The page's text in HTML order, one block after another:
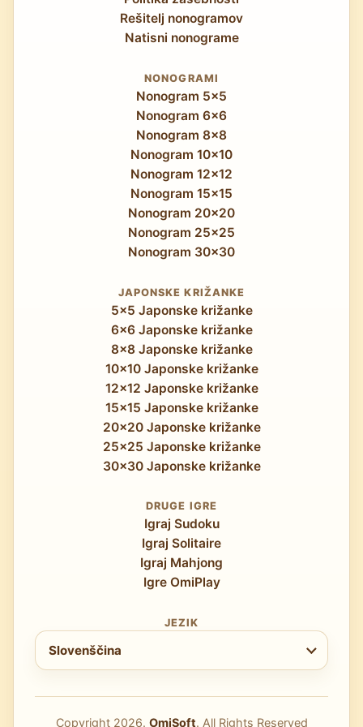
Rešitelj nonogramov
Natisni nonograme
NONOGRAMI
Nonogram 5x5
Nonogram 6x6
Nonogram 8x8
Nonogram 10x10
Nonogram 12x12
Nonogram 15x15
Nonogram 20x20
Nonogram 25x25
Nonogram 30x30
JAPONSKE KRIŽANKE
5x5 Japonske križanke
6x6 Japonske križanke
8x8 Japonske križanke
10x10 Japonske križanke
12x12 Japonske križanke
15x15 Japonske križanke
20x20 Japonske križanke
25x25 Japonske križanke
30x30 Japonske križanke
DRUGE IGRE
Igraj Sudoku
Igraj Solitaire
Igraj Mahjong
Igre OmiPlay
JEZIK
Izberi jezik
Slovenščina
Copyright 2026. OmiSoft. All Rights Reserved